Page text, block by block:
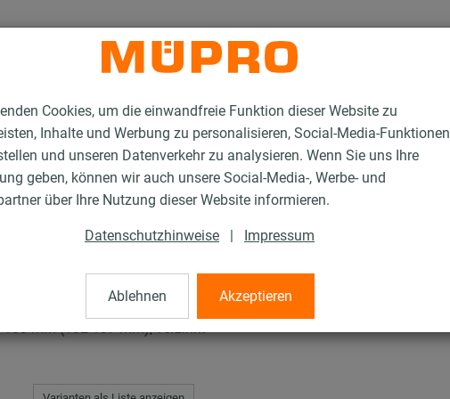
Cookies, um die einwandfreie Funktion dieser Website zu
Inhalte und Werbung zu personalisieren, Social-Media-Funktionen
und unseren Datenverkehr zu analysieren. Wenn Sie uns Ihre
geben, können wir auch unsere Social-Media-, Werbe- und
über Ihre Nutzung dieser Website informieren.
Datenschutzhinweise | Impressum
Ablehnen Akzeptieren
mm (132-137 mm), verzinkt